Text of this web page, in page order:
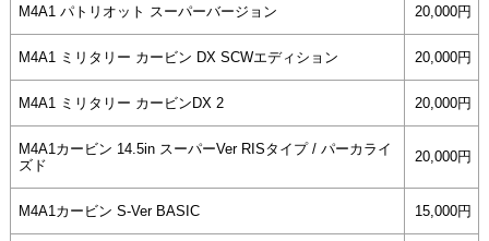
M4A1 パトリオット スーパーバージョン 20,000円
M4A1 ミリタリー カービン DX SCWエディション 20,000円
M4A1 ミリタリー カービンDX 2 20,000円
M4A1カービン 14.5in スーパーVer RISタイプ / パーカライ
ズド
20,000円
M4A1カービン S-Ver BASIC 15,000円